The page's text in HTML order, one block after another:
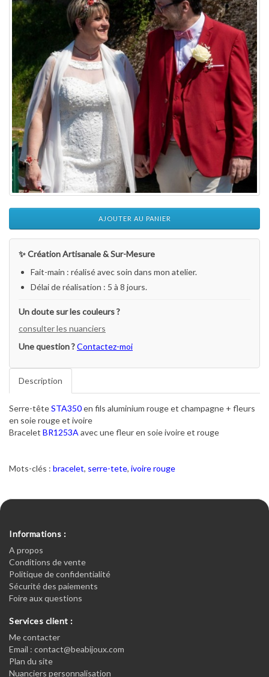
AJOUTER AU PANIER
✨ Création Artisanale & Sur-Mesure
Fait-main : réalisé avec soin dans mon atelier.
Délai de réalisation : 5 à 8 jours.
Un doute sur les couleurs ?
consulter les nuanciers
Une question ?Contactez-moi
Description
Serre-têteSTA350en fils aluminium rouge et champagne + fleurs
en soie rouge et ivoire
Bracelet BR1253A avec une fleur en soie ivoire et rouge
Mots-clés : bracelet, serre-tete, ivoire rouge
Informations :
A propos
Conditions de vente
Politique de confidentialité
Sécurité des paiements
Foire aux questions
Services client :
Me contacter
Email : contact@beabijoux.com
Plan du site
Nuanciers personnalisation